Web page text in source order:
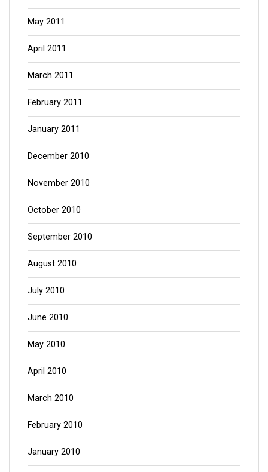
May 2011
April 2011
March 2011
February 2011
January 2011
December 2010
November 2010
October 2010
September 2010
August 2010
July 2010
June 2010
May 2010
April 2010
March 2010
February 2010
January 2010